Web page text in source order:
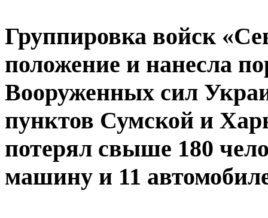
Группировка войск
положение и нанесла
Вооруженных сил
пунктов Сумской и
потерял свыше 180
машину и 11